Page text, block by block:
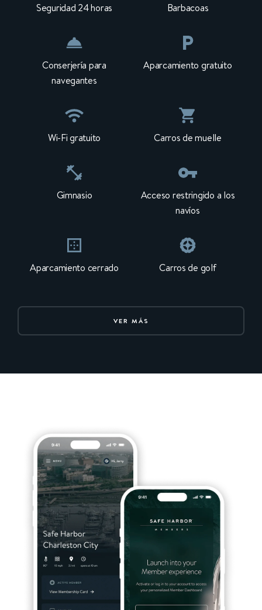
Seguridad 24 horas Barbacoas
Conserjería para
navegantes
Aparcamiento gratuito
Wi-Fi gratuito Carros de muelle
Gimnasio
Acceso restringido a los
navíos
Aparcamiento cerrado Carros de golf
VER MÁS